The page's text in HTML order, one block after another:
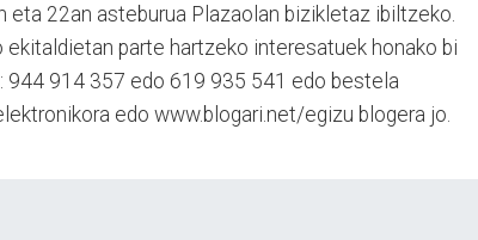
eta 22an asteburua Plazaolan bizikletaz ibiltzeko.
parte hartzeko interesatuek honako bi
914 357 edo 619 935 541 edo bestela
edo www.blogari.net/egizu blogera jo.